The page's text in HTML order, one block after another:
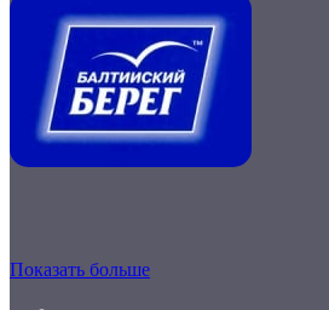
Показать больше